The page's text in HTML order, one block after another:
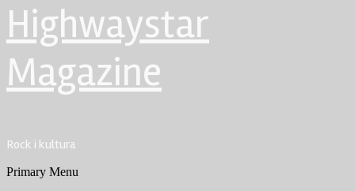
Highwaystar
Magazine
Rock i kultura
Primary Menu